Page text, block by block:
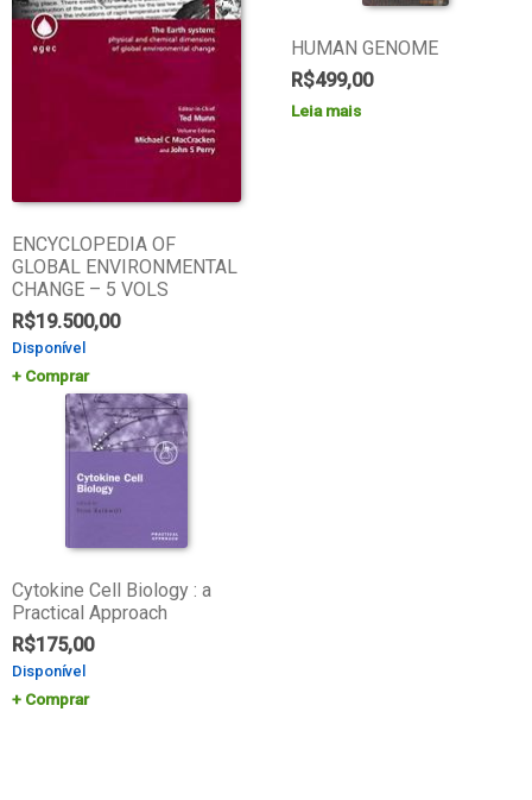
ENCYCLOPEDIA OF
GLOBAL ENVIRONMENTAL
CHANGE – 5 VOLS
R$19.500,00
Disponível
Comprar
HUMAN GENOME
R$499,00
Leia mais
Cytokine Cell Biology : a
Practical Approach
R$175,00
Disponível
Comprar